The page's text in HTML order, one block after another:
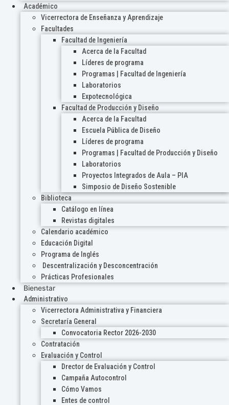
Académico
Vicerrectora de Enseñanza y Aprendizaje
Facultades
Facultad de Ingeniería
Acerca de la Facultad
Líderes de programa
Programas | Facultad de Ingeniería
Laboratorios
Expotecnológica
Facultad de Producción y Diseño
Acerca de la Facultad
Escuela Pública de Diseño
Líderes de programa
Programas | Facultad de Producción y Diseño
Laboratorios
Proyectos Integrados de Aula – PIA
Simposio de Diseño Sostenible
Biblioteca
Catálogo en línea
Revistas digitales
Calendario académico
Educación Digital
Programa de Inglés
Descentralización y Desconcentración
Prácticas Profesionales
Bienestar
Administrativo
Vicerrectora Administrativa y Financiera
Secretaría General
Convocatoria Rector 2026-2030
Contratación
Evaluación y Control
Drector de Evaluación y Control
Campaña Autocontrol
Cómo Vamos
Entes de control